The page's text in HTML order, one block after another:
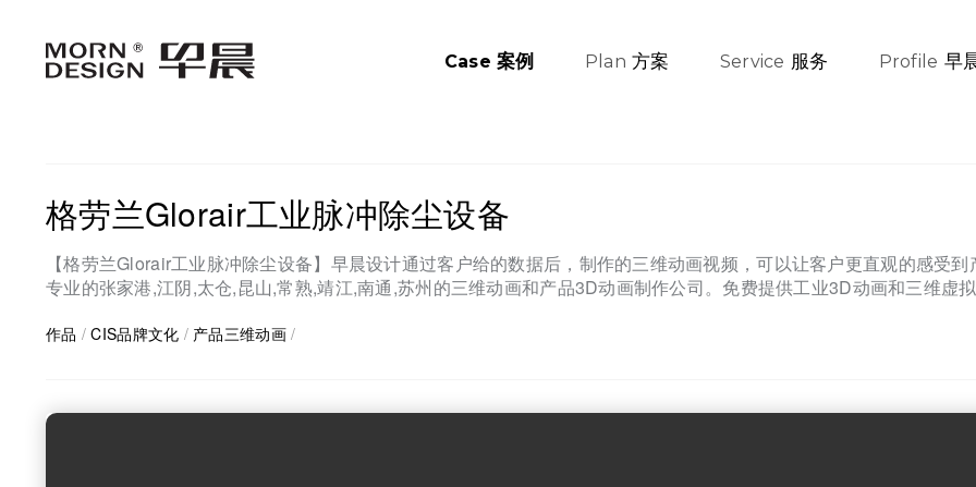
Case 案例 Plan 方案 Service 服务 Profile 早
格劳兰Glorair工业脉冲除尘设备
【格劳兰Glorair工业脉冲除尘设备】早晨设计通过客户给的数据后，制作的三维动画视频，可以让客户更直观的感受
专业的张家港,江阴,太仓,昆山,常熟,靖江,南通,苏州的三维动画和产品3D动画制作公司。免费提供工业3D动画和三维虚
作品 /CIS品牌文化 / 产品三维动画/